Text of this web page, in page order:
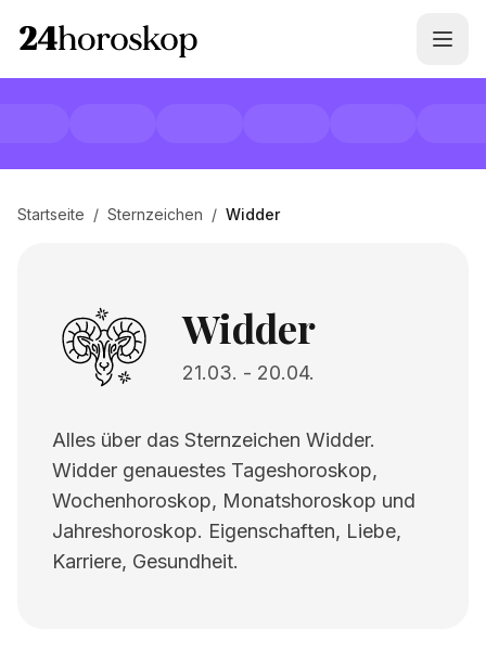
Startseite / Sternzeichen / Widder
Widder
21.03. - 20.04.
Alles über das Sternzeichen Widder.
Widder genauestes Tageshoroskop,
Wochenhoroskop, Monatshoroskop und
Jahreshoroskop. Eigenschaften, Liebe,
Karriere, Gesundheit.